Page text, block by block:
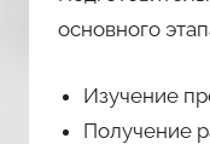
основного
Изучение
Получение